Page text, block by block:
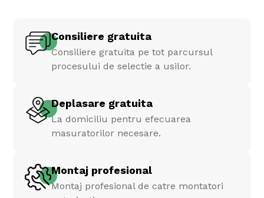
Consiliere gratuita
Consiliere gratuita pe tot parcursul
procesului de selectie a usilor.
Deplasare gratuita
La domiciliu pentru efecuarea
masuratorilor necesare.
Montaj profesional
Montaj profesional de catre montatori